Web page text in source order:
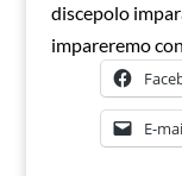
discepolo
impareremo
E-